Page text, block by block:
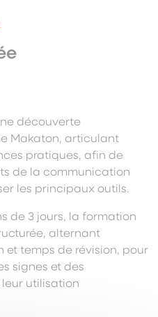
découverte
Makaton, articulant
pratiques, afin de
de la communication
les principaux outils.
de 3 jours, la formation
alternant
et temps de révision, pour
signes et des
utilisation